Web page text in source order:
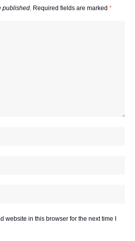
published. Required fields are marked *
website in this browser for the next time I